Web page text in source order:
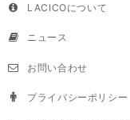
LACICOについて
ニュース
お問い合わせ
プライバシーポリシー